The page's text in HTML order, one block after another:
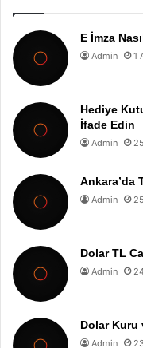
E İmza
Admin 1
Hediye
İfade Edin
Admin
Ankara’da
Admin
Dolar TL
Admin
Dolar Kuru
Admin